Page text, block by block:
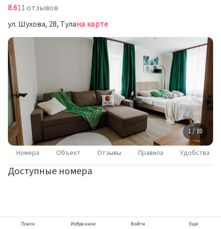
8.611 отзывов
ул. Шухова, 28, Тулана карте
1 / 10
Номера Объект Отзывы Правила Удобства
Доступные номера
Поиск Избранное Войти Ещё